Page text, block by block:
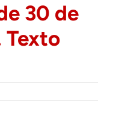
30 de